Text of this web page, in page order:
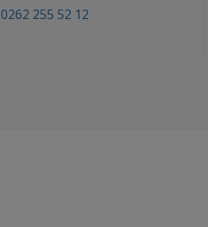
0262 255 52 12